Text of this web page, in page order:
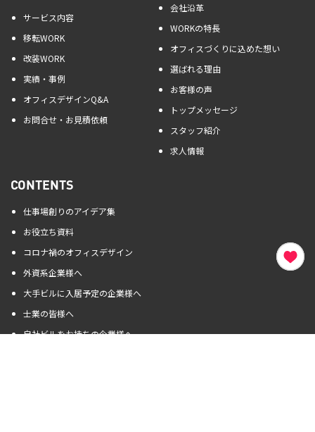
サービス内容
移転WORK
改装WORK
実績・事例
オフィスデザインQ&A
お問合せ・お見積依頼
会社沿革
WORKの特長
オフィスづくりに込めた想い
選ばれる理由
お客様の声
トップメッセージ
スタッフ紹介
求人情報
CONTENTS
仕事場創りのアイデア集
お役立ち資料
コロナ禍のオフィスデザイン
外資系企業様へ
大手ビルに入居予定の企業様へ
士業の皆様へ
自社ビルをお持ちの企業様へ